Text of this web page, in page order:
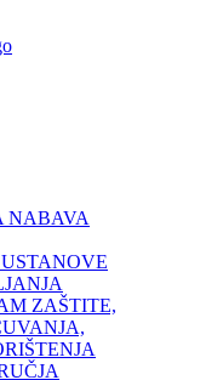
NABAVA
ZAŠTITE,